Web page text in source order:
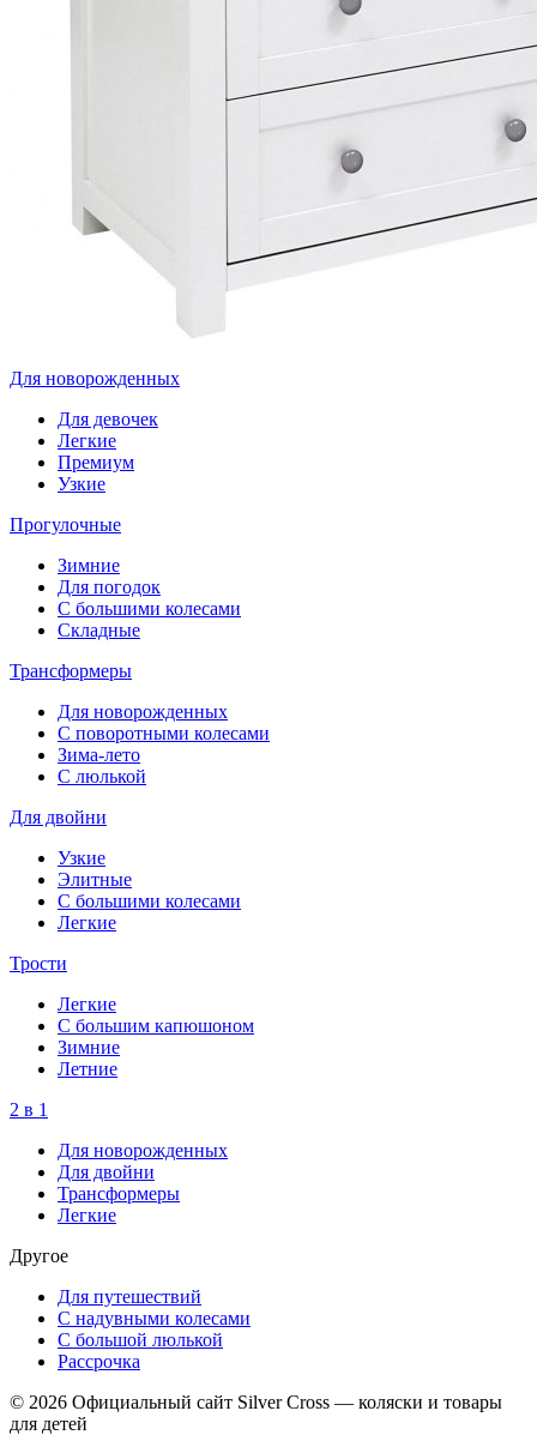
Для новорожденных
Для девочек
Легкие
Премиум
Узкие
Прогулочные
Зимние
Для погодок
С большими колесами
Складные
Трансформеры
Для новорожденных
С поворотными колесами
Зима-лето
С люлькой
Для двойни
Узкие
Элитные
С большими колесами
Легкие
Трости
Легкие
С большим капюшоном
Зимние
Летние
2 в 1
Для новорожденных
Для двойни
Трансформеры
Легкие
Другое
Для путешествий
С надувными колесами
С большой люлькой
Рассрочка
© 2026 Официальный сайт Silver Cross — коляски и товары
для детей